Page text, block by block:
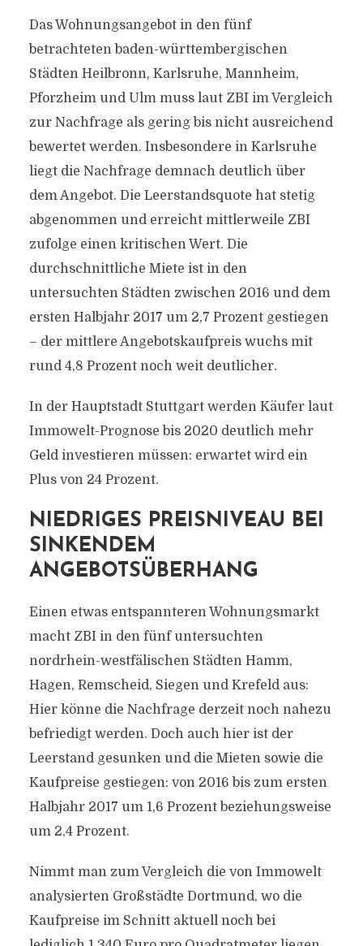
Das Wohnungsangebot in den fünf
betrachteten baden-württembergischen
Städten Heilbronn, Karlsruhe, Mannheim,
Pforzheim und Ulm muss laut ZBI im Vergleich
zur Nachfrage als gering bis nicht ausreichend
bewertet werden. Insbesondere in Karlsruhe
liegt die Nachfrage demnach deutlich über
dem Angebot. Die Leerstandsquote hat stetig
abgenommen und erreicht mittlerweile ZBI
zufolge einen kritischen Wert. Die
durchschnittliche Miete ist in den
untersuchten Städten zwischen 2016 und dem
ersten Halbjahr 2017 um 2,7 Prozent gestiegen
– der mittlere Angebotskaufpreis wuchs mit
rund 4,8 Prozent noch weit deutlicher.
In der Hauptstadt Stuttgart werden Käufer laut
Immowelt-Prognose bis 2020 deutlich mehr
Geld investieren müssen: erwartet wird ein
Plus von 24 Prozent.
NIEDRIGES PREISNIVEAU BEI
SINKENDEM
ANGEBOTSÜBERHANG
Einen etwas entspannteren Wohnungsmarkt
macht ZBI in den fünf untersuchten
nordrhein-westfälischen Städten Hamm,
Hagen, Remscheid, Siegen und Krefeld aus:
Hier könne die Nachfrage derzeit noch nahezu
befriedigt werden. Doch auch hier ist der
Leerstand gesunken und die Mieten sowie die
Kaufpreise gestiegen: von 2016 bis zum ersten
Halbjahr 2017 um 1,6 Prozent beziehungsweise
um 2,4 Prozent.
Nimmt man zum Vergleich die von Immowelt
analysierten Großstädte Dortmund, wo die
Kaufpreise im Schnitt aktuell noch bei